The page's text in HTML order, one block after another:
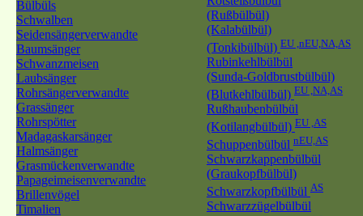
Bülbüls
Schwalben
Seidensängerverwandte
Baumsänger
Schwanzmeisen
Laubsänger
Rohrsängerverwandte
Grassänger
Rohrspötter
Madagaskarsänger
Halmsänger
Grasmückenverwandte
Papageimeisenverwandte
Brillenvögel
Timalien
(Rußbülbül)
(Kalabülbül)
(Tonkibülbül) EU ,nEU,NA,AS
Rubinkehlbülbül
(Sunda-Goldbrustbülbül)
(Blutkehlbülbül) EU ,NA,AS
Rußhaubenbülbül
(Kotilangbülbül) EU ,AS
Schuppenbülbül nEU,AS
Schwarzkappenbülbül
(Graukopfbülbül)
Schwarzkopfbülbül AS
Schwarzzügelbülbül